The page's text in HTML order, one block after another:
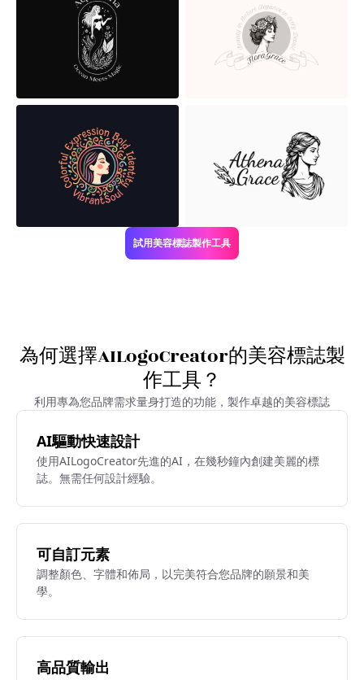
試用美容標誌製作工具
為何選擇AILogoCreator的美容標誌製
作工具？
利用專為您品牌需求量身打造的功能，製作卓越的美容標誌
AI驅動快速設計
使用AILogoCreator先進的AI，在幾秒鐘內創建美麗的標
誌。無需任何設計經驗。
可自訂元素
調整顏色、字體和佈局，以完美符合您品牌的願景和美
學。
高品質輸出